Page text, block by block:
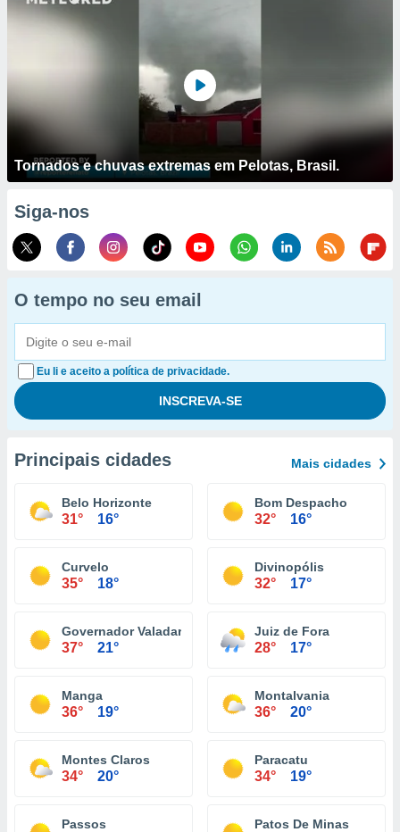
Tornados e chuvas extremas em Pelotas, Brasil.
Siga-nos
O tempo no seu email
Eu li e aceito a política de privacidade.
Principais cidades Mais cidades
Belo Horizonte
31° 16°
Bom Despacho
32° 16°
Curvelo
35° 18°
Divinopólis
32° 17°
Governador Valadares
37° 21°
Juiz de Fora
28° 17°
Manga
36° 19°
Montalvania
36° 20°
Montes Claros
34° 20°
Paracatu
34° 19°
Passos Patos De Minas